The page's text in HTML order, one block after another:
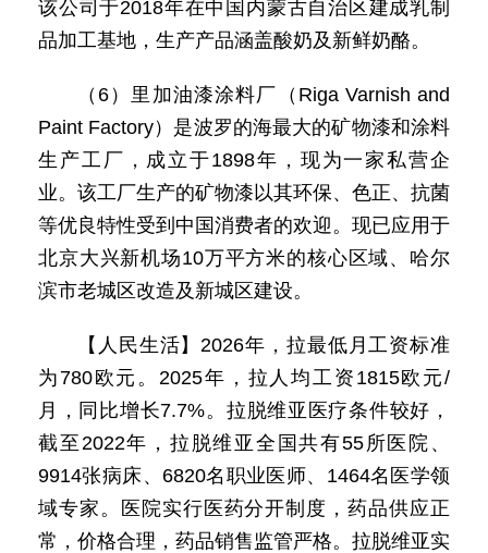
该公司于2018年在中国内蒙古自治区建成乳制
品加工基地，生产产品涵盖酸奶及新鲜奶酪。
（6）里加油漆涂料厂（Riga Varnish and
Paint Factory）是波罗的海最大的矿物漆和涂料
生产工厂，成立于1898年，现为一家私营企
业。该工厂生产的矿物漆以其环保、色正、抗菌
等优良特性受到中国消费者的欢迎。现已应用于
北京大兴新机场10万平方米的核心区域、哈尔
滨市老城区改造及新城区建设。
【人民生活】2026年，拉最低月工资标准
为780欧元。2025年，拉人均工资1815欧元/
月，同比增长7.7%。拉脱维亚医疗条件较好，
截至2022年，拉脱维亚全国共有55所医院、
9914张病床、6820名职业医师、1464名医学领
域专家。医院实行医药分开制度，药品供应正
常，价格合理，药品销售监管严格。拉脱维亚实